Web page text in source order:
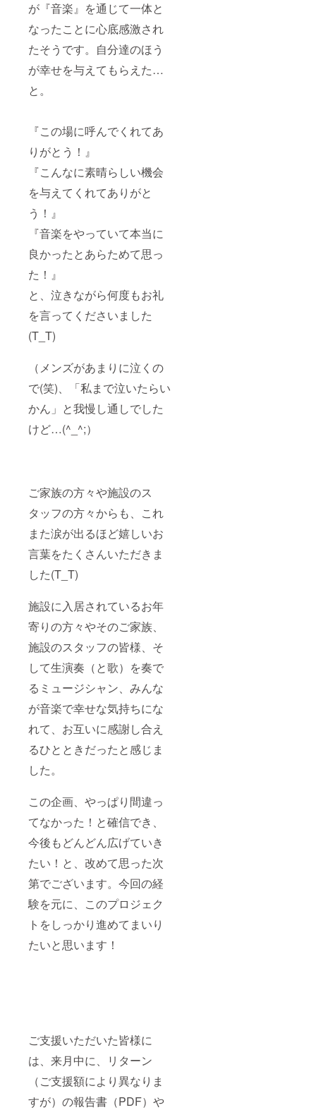
が『音楽』を通じて一体と
なったことに心底感激され
たそうです。自分達のほう
が幸せを与えてもらえた…
と。
『この場に呼んでくれてあ
りがとう！』
『こんなに素晴らしい機会
を与えてくれてありがと
う！』
『音楽をやっていて本当に
良かったとあらためて思っ
た！』
と、泣きながら何度もお礼
を言ってくださいました
(T_T)
（メンズがあまりに泣くの
で(笑)、「私まで泣いたらい
かん」と我慢し通しでした
けど…(^_^;）
ご家族の方々や施設のス
タッフの方々からも、これ
また涙が出るほど嬉しいお
言葉をたくさんいただきま
した(T_T)
施設に入居されているお年
寄りの方々やそのご家族、
施設のスタッフの皆様、そ
して生演奏（と歌）を奏で
るミュージシャン、みんな
が音楽で幸せな気持ちにな
れて、お互いに感謝し合え
るひとときだったと感じま
した。
この企画、やっぱり間違っ
てなかった！と確信でき、
今後もどんどん広げていき
たい！と、改めて思った次
第でございます。今回の経
験を元に、このプロジェク
トをしっかり進めてまいり
たいと思います！
ご支援いただいた皆様に
は、来月中に、リターン
（ご支援額により異なりま
すが）の報告書（PDF）や